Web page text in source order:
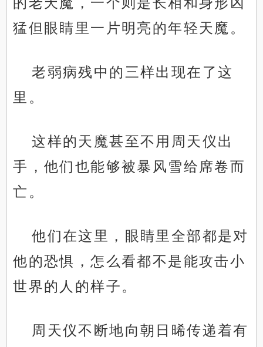
猛但眼睛里一片明亮的年轻天魔。
老弱病残中的三样出现在了这
里。
这样的天魔甚至不用周天仪出
手，他们也能够被暴风雪给席卷而
亡。
他们在这里，眼睛里全部都是对
他的恐惧，怎么看都不是能攻击小
世界的人的样子。
周天仪不断地向朝日晞传递着有